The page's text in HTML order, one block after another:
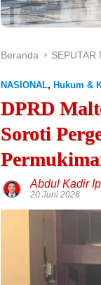
Beranda SEPUTAR
NASIONAL, Hukum &
DPRD
Soroti
Abdul Kadir
20 Juni 2026